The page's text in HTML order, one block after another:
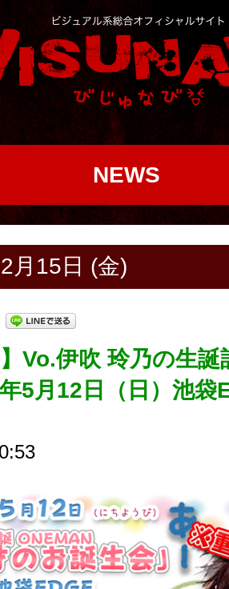
NEWS
月15日 (金)
】Vo.伊吹 玲乃の生
5月12日（日）池袋